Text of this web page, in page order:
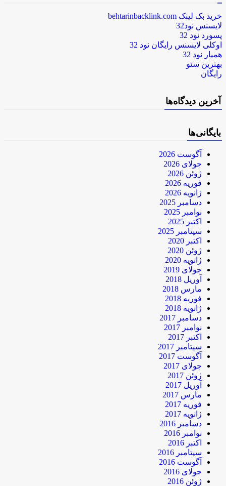
خرید بک لینک behtarinbacklink.com
لایسنس نود32
پسورد نود 32
اوکلی لایسنس رایگان نود 32
همیار نود 32
بهترین سئو
رایگان
آخرین دیدگاه‌ها
بایگانی‌ها
آگوست 2026
جولای 2026
ژوئن 2026
فوریه 2026
ژانویه 2026
دسامبر 2025
نوامبر 2025
اکتبر 2025
سپتامبر 2025
اکتبر 2020
ژوئن 2020
ژانویه 2020
جولای 2019
آوریل 2018
مارس 2018
فوریه 2018
ژانویه 2018
دسامبر 2017
نوامبر 2017
اکتبر 2017
سپتامبر 2017
آگوست 2017
جولای 2017
ژوئن 2017
آوریل 2017
مارس 2017
فوریه 2017
ژانویه 2017
دسامبر 2016
نوامبر 2016
اکتبر 2016
سپتامبر 2016
آگوست 2016
جولای 2016
ژوئن 2016